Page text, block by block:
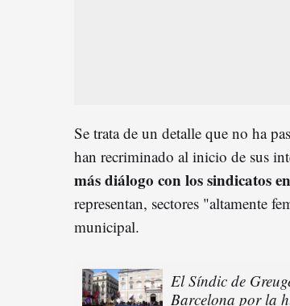
Se trata de un detalle que no ha
han recriminado al inicio de sus
más diálogo con los sindicatos
representan, sectores "altamente
municipal.
El Síndic de
Barcelona por la